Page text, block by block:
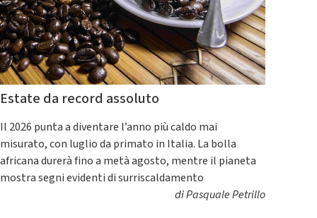
Estate da record assoluto
Il 2026 punta a diventare l’anno più caldo mai
misurato, con luglio da primato in Italia. La bolla
africana durerà fino a metà agosto, mentre il pianeta
mostra segni evidenti di surriscaldamento
diPasquale Petrillo